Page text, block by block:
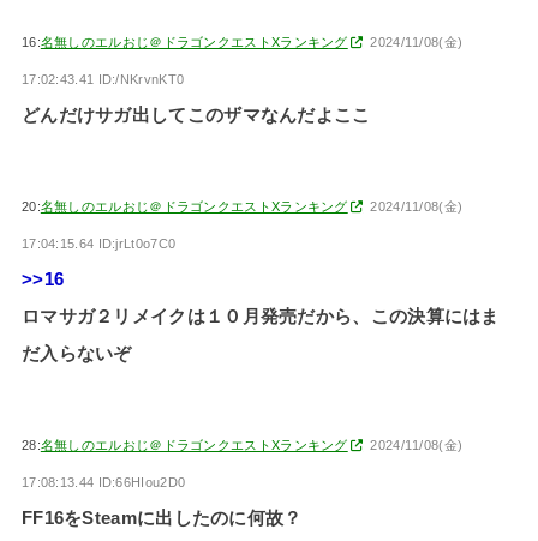
16:名無しのエルおじ＠ドラゴンクエストXランキング 2024/11/08(金)
17:02:43.41 ID:/NKrvnKT0
どんだけサガ出してこのザマなんだよここ
20:名無しのエルおじ＠ドラゴンクエストXランキング 2024/11/08(金)
17:04:15.64 ID:jrLt0o7C0
>>16
ロマサガ２リメイクは１０月発売だから、この決算にはま
だ入らないぞ
28:名無しのエルおじ＠ドラゴンクエストXランキング 2024/11/08(金)
17:08:13.44 ID:66HIou2D0
FF16をSteamに出したのに何故？